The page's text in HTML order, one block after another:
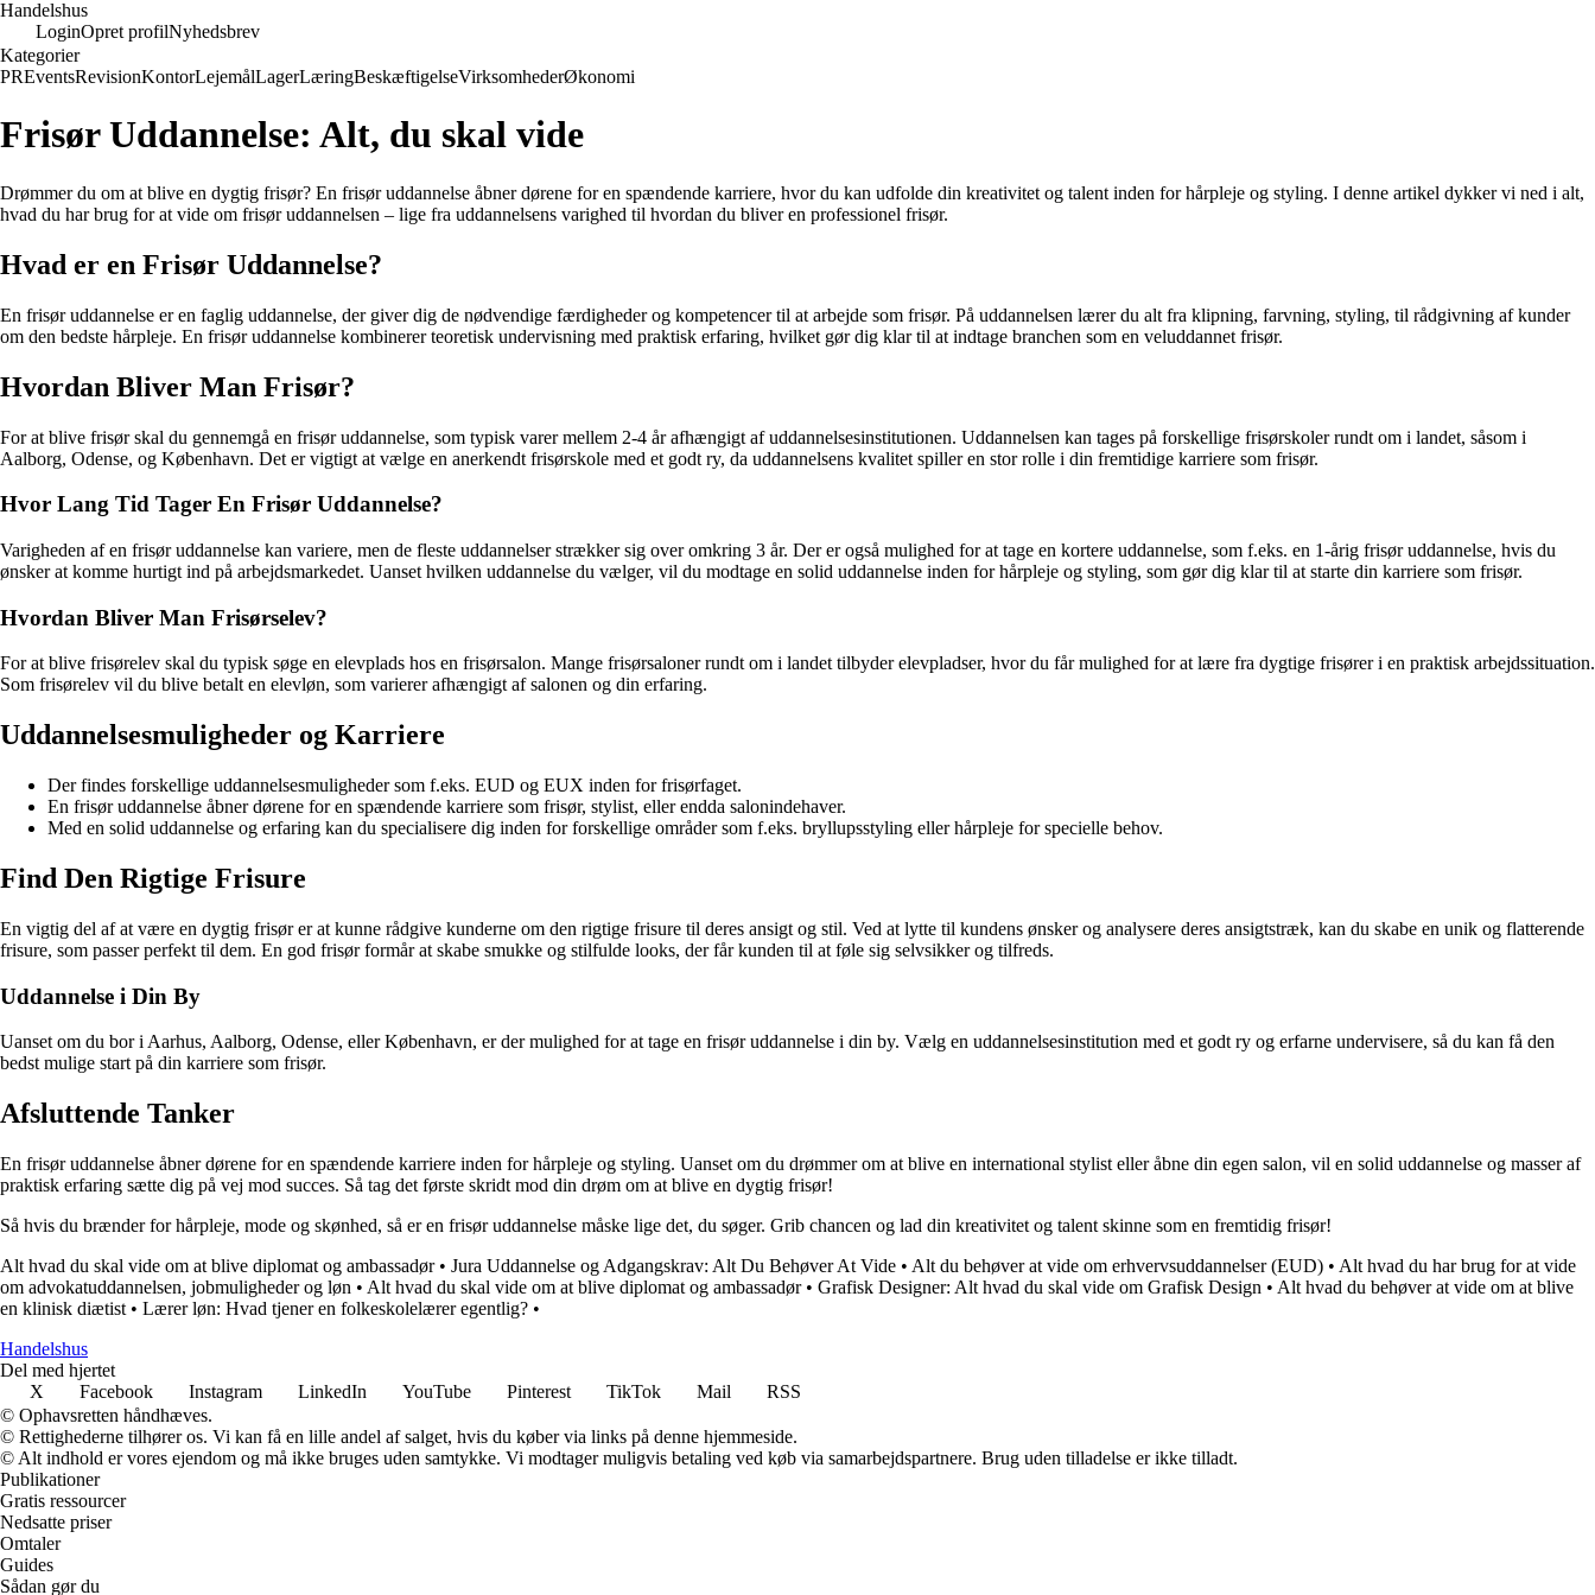
Handelshus
LoginOpret profilNyhedsbrev
Kategorier
PREventsRevisionKontorLejemålLagerLæringBeskæftigelseVirksomhederØkonomi
Frisør Uddannelse: Alt, du skal vide
Drømmer du om at blive en dygtig frisør? En frisør uddannelse åbner dørene for en spændende karriere, hvor du kan udfolde din kreativitet og talent inden for hårpleje og styling. I denne artikel dykker vi ned i alt,
hvad du har brug for at vide om frisør uddannelsen – lige fra uddannelsens varighed til hvordan du bliver en professionel frisør.
Hvad er en Frisør Uddannelse?
En frisør uddannelse er en faglig uddannelse, der giver dig de nødvendige færdigheder og kompetencer til at arbejde som frisør. På uddannelsen lærer du alt fra klipning, farvning, styling, til rådgivning af kunder
om den bedste hårpleje. En frisør uddannelse kombinerer teoretisk undervisning med praktisk erfaring, hvilket gør dig klar til at indtage branchen som en veluddannet frisør.
Hvordan Bliver Man Frisør?
For at blive frisør skal du gennemgå en frisør uddannelse, som typisk varer mellem 2-4 år afhængigt af uddannelsesinstitutionen. Uddannelsen kan tages på forskellige frisørskoler rundt om i landet, såsom i
Aalborg, Odense, og København. Det er vigtigt at vælge en anerkendt frisørskole med et godt ry, da uddannelsens kvalitet spiller en stor rolle i din fremtidige karriere som frisør.
Hvor Lang Tid Tager En Frisør Uddannelse?
Varigheden af en frisør uddannelse kan variere, men de fleste uddannelser strækker sig over omkring 3 år. Der er også mulighed for at tage en kortere uddannelse, som f.eks. en 1-årig frisør uddannelse, hvis du
ønsker at komme hurtigt ind på arbejdsmarkedet. Uanset hvilken uddannelse du vælger, vil du modtage en solid uddannelse inden for hårpleje og styling, som gør dig klar til at starte din karriere som frisør.
Hvordan Bliver Man Frisørselev?
For at blive frisørelev skal du typisk søge en elevplads hos en frisørsalon. Mange frisørsaloner rundt om i landet tilbyder elevpladser, hvor du får mulighed for at lære fra dygtige frisører i en praktisk arbejdssituation.
Som frisørelev vil du blive betalt en elevløn, som varierer afhængigt af salonen og din erfaring.
Uddannelsesmuligheder og Karriere
Der findes forskellige uddannelsesmuligheder som f.eks. EUD og EUX inden for frisørfaget.
En frisør uddannelse åbner dørene for en spændende karriere som frisør, stylist, eller endda salonindehaver.
Med en solid uddannelse og erfaring kan du specialisere dig inden for forskellige områder som f.eks. bryllupsstyling eller hårpleje for specielle behov.
Find Den Rigtige Frisure
En vigtig del af at være en dygtig frisør er at kunne rådgive kunderne om den rigtige frisure til deres ansigt og stil. Ved at lytte til kundens ønsker og analysere deres ansigtstræk, kan du skabe en unik og flatterende
frisure, som passer perfekt til dem. En god frisør formår at skabe smukke og stilfulde looks, der får kunden til at føle sig selvsikker og tilfreds.
Uddannelse i Din By
Uanset om du bor i Aarhus, Aalborg, Odense, eller København, er der mulighed for at tage en frisør uddannelse i din by. Vælg en uddannelsesinstitution med et godt ry og erfarne undervisere, så du kan få den
bedst mulige start på din karriere som frisør.
Afsluttende Tanker
En frisør uddannelse åbner dørene for en spændende karriere inden for hårpleje og styling. Uanset om du drømmer om at blive en international stylist eller åbne din egen salon, vil en solid uddannelse og masser af
praktisk erfaring sætte dig på vej mod succes. Så tag det første skridt mod din drøm om at blive en dygtig frisør!
Så hvis du brænder for hårpleje, mode og skønhed, så er en frisør uddannelse måske lige det, du søger. Grib chancen og lad din kreativitet og talent skinne som en fremtidig frisør!
Alt hvad du skal vide om at blive diplomat og ambassadør• Jura Uddannelse og Adgangskrav: Alt Du Behøver At Vide • Alt du behøver at vide om erhvervsuddannelser (EUD) • Alt hvad du har brug for at vide
om advokatuddannelsen, jobmuligheder og løn • Alt hvad du skal vide om at blive diplomat og ambassadør• Grafisk Designer: Alt hvad du skal vide om Grafisk Design • Alt hvad du behøver at vide om at blive
en klinisk diætist • Lærer løn: Hvad tjener en folkeskolelærer egentlig? •
Handelshus
Del med hjertet
X
Facebook Instagram LinkedIn YouTube Pinterest TikTok Mail
RSS
© Ophavsretten håndhæves.
© Rettighederne tilhører os. Vi kan få en lille andel af salget, hvis du køber via links på denne hjemmeside.
© Alt indhold er vores ejendom og må ikke bruges uden samtykke. Vi modtager muligvis betaling ved køb via samarbejdspartnere. Brug uden tilladelse er ikke tilladt.
Publikationer
Gratis ressourcer
Nedsatte priser
Omtaler
Guides
Sådan gør du